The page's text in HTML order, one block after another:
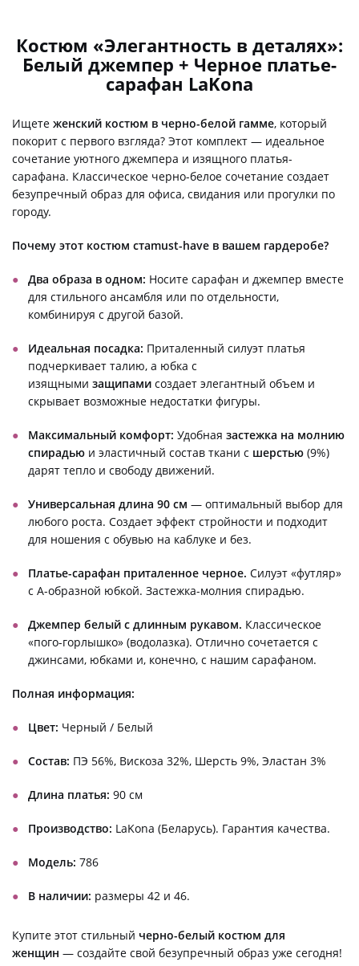
Костюм «Элегантность в деталях»:
Белый джемпер + Черное платье-
сарафан LaKona
Ищете женский костюм в черно-белой гамме, который
покорит с первого взгляда? Этот комплект — идеальное
сочетание уютного джемпера и изящного платья-
сарафана. Классическое черно-белое сочетание создает
безупречный образ для офиса, свидания или прогулки по
городу.
Почему этот костюм стаmust-have в вашем гардеробе?
Два образа в одном: Носите сарафан и джемпер вместе
для стильного ансамбля или по отдельности,
комбинируя с другой базой.
Идеальная посадка: Приталенный силуэт платья
подчеркивает талию, а юбка с
изящными защипами создает элегантный объем и
скрывает возможные недостатки фигуры.
Максимальный комфорт: Удобная застежка на молнию
спирадью и эластичный состав ткани с шерстью (9%)
дарят тепло и свободу движений.
Универсальная длина 90 см — оптимальный выбор для
любого роста. Создает эффект стройности и подходит
для ношения с обувью на каблуке и без.
Платье-сарафан приталенное черное. Силуэт «футляр»
с А-образной юбкой. Застежка-молния спирадью.
Джемпер белый с длинным рукавом. Классическое
«пого-горлышко» (водолазка). Отлично сочетается с
джинсами, юбками и, конечно, с нашим сарафаном.
Полная информация:
Цвет: Черный / Белый
Состав: ПЭ 56%, Вискоза 32%, Шерсть 9%, Эластан 3%
Длина платья: 90 см
Производство: LaKona (Беларусь). Гарантия качества.
Модель: 786
В наличии: размеры 42 и 46.
Купите этот стильный черно-белый костюм для
женщин — создайте свой безупречный образ уже сегодня!